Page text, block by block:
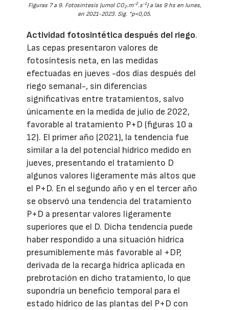
Figuras 7 a 9. Fotosíntesis (umol CO2.m-2.s-1) a las 9 hs en lunes,
en 2021-2023. Sig. *p<0,05.
Actividad fotosintética después del riego.
Las cepas presentaron valores de
fotosíntesis neta, en las medidas
efectuadas en jueves -dos días después del
riego semanal-, sin diferencias
significativas entre tratamientos, salvo
únicamente en la medida de julio de 2022,
favorable al tratamiento P+D (figuras 10 a
12). El primer año (2021), la tendencia fue
similar a la del potencial hídrico medido en
jueves, presentando el tratamiento D
algunos valores ligeramente más altos que
el P+D. En el segundo año y en el tercer año
se observó una tendencia del tratamiento
P+D a presentar valores ligeramente
superiores que el D. Dicha tendencia puede
haber respondido a una situación hídrica
presumiblemente más favorable al +DP,
derivada de la recarga hídrica aplicada en
prebrotación en dicho tratamiento, lo que
supondría un beneficio temporal para el
estado hídrico de las plantas del P+D con